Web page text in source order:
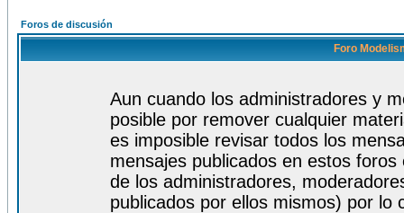
Foros de discusión
Foro
Aun cuando los administradores y
posible por remover cualquier
es imposible revisar todos los
mensajes publicados en estos
de los administradores,
publicados por ellos mismos) por lo